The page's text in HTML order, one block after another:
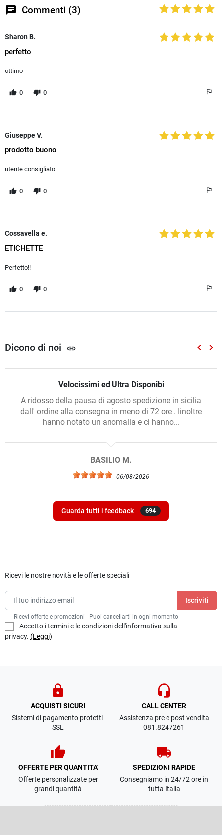
chat Commenti (3)
Sharon B.
perfetto
ottimo
0 0
Giuseppe V.
prodotto buono
utente consigliato
0 0
Cossavella e.
ETICHETTE
Perfetto!!
0 0
Dicono di noi link keyboard_arrow_left keyboard_arrow_right
Velocissimi ed Ultra Disponibi
A ridosso della pausa di agosto spedizione in sicilia
dall' ordine alla consegna in meno di 72 ore . Iinoltre
hanno notato un anomalia e ci hanno...
BASILIO M.
06/08/2026
Guarda tutti i feedback 694
Ricevi le nostre novità e le offerte speciali
Ricevi offerte e promozioni - Puoi cancellarti in ogni momento
Accetto i termini e le condizioni dell'informativa sulla
privacy. (Leggi)
lock
ACQUISTI SICURI
Sistemi di pagamento protetti
SSL
headset_mic
CALL CENTER
Assistenza pre e post vendita
081.8247261
thumb_up
OFFERTE PER QUANTITA'
Offerte personalizzate per
grandi quantità
local_shipping
SPEDIZIONI RAPIDE
Consegniamo in 24/72 ore in
tutta Italia